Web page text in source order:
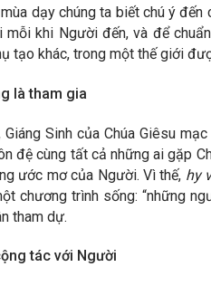
dạy chúng ta biết chú ý
khi Người đến, và để
tạo khác, trong một thế giới
là tham gia
Sinh của Chúa Giêsu
đệ cùng tất cả những ai gặp
ước mơ của Người. Vì thế, hy
chương trình sống: “những
tham dự.
tác với Người